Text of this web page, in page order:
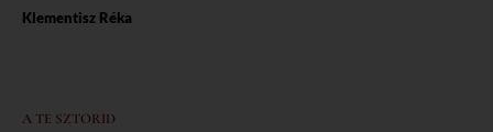
Klementisz Réka
A TE SZTORID